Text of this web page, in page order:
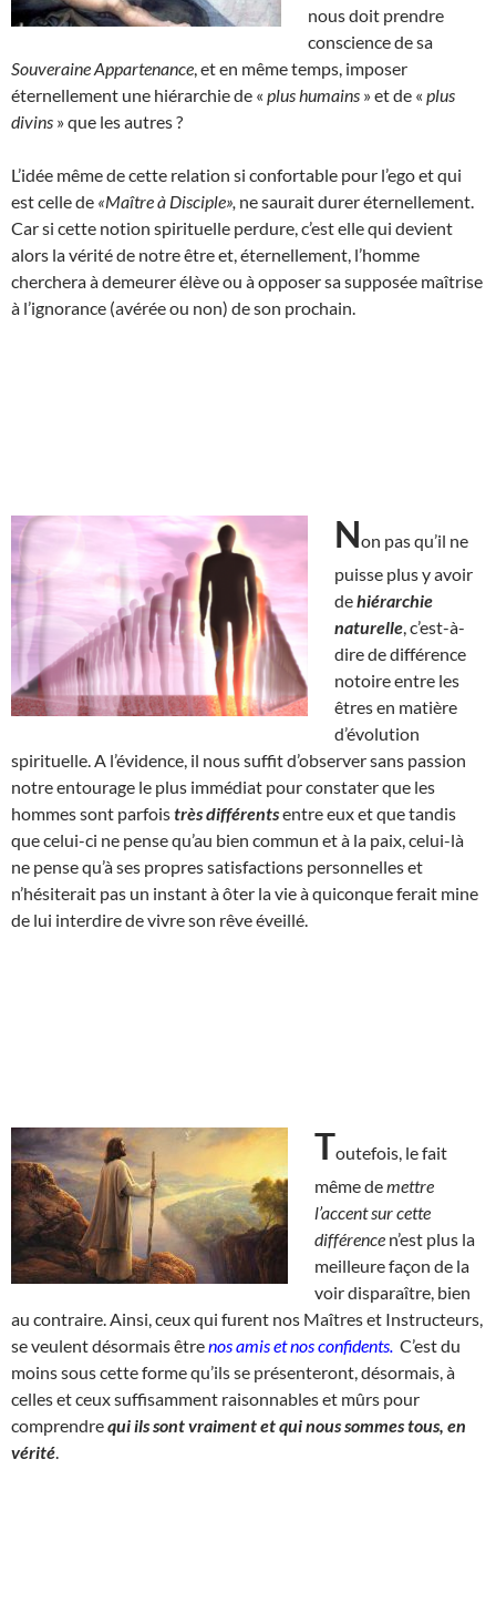
nous doit prendre
conscience de sa
Souveraine Appartenance , et en même temps, imposer
éternellement une hiérarchie de « plus humains » et de « plus
divins » que les autres ?
L’idée même de cette relation si confortable pour l’ego et qui
est celle de «Maître à Disciple», ne saurait durer éternellement.
Car si cette notion spirituelle perdure, c’est elle qui devient
alors la vérité de notre être et, éternellement, l’homme
cherchera à demeurer élève ou à opposer sa supposée maîtrise
à l’ignorance (avérée ou non) de son prochain.
Non pas qu’il ne
puisse plus y avoir
dehiérarchie
naturelle , c’est-à-
dire de différence
notoire entre les
êtres en matière
d’évolution
spirituelle. A l’évidence, il nous suffit d’observer sans passion
notre entourage le plus immédiat pour constater que les
hommes sont parfoistrès différentsentre eux et que tandis
que celui-ci ne pense qu’au bien commun et à la paix, celui-là
ne pense qu’à ses propres satisfactions personnelles et
n’hésiterait pas un instant à ôter la vie à quiconque ferait mine
de lui interdire de vivre son rêve éveillé.
Toutefois, le fait
même demettre
l’accent sur cette
différence n’est plus la
meilleure façon de la
voir disparaître, bien
au contraire. Ainsi, ceux qui furent nos Maîtres et Instructeurs,
se veulent désormais êtrenos amis et nos confidents. C’est du
moins sous cette forme qu’ils se présenteront, désormais, à
celles et ceux suffisamment raisonnables et mûrs pour
comprendrequi ils sont vraiment et qui nous sommes tous, en
vérité